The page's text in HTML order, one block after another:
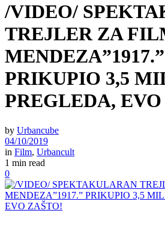
/VIDEO/
TREJLER ZA
MENDEZA”1917.”
PRIKUPIO 3,5
PREGLEDA,
by Urbancube
04/10/2019
in Film, Urbancult
1 min read
0